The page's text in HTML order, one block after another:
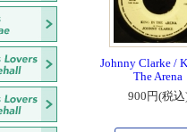
Johnny Clarke /
The Arena
900円(税込